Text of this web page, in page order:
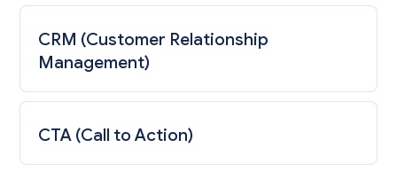
CRM (Customer Relationship
Management)
CTA (Call to Action)